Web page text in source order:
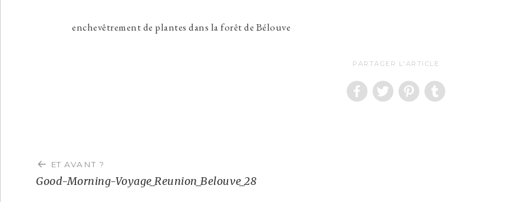
enchevêtrement de plantes dans la forêt de Bélouve
PARTAGER L'ARTICLE
de
l’article
ET AVANT ?
Good-Morning-Voyage_Reunion_Belouve_28